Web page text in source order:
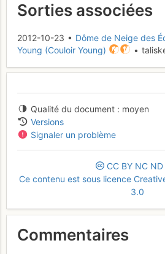
Sorties associées
2012-10-23 • Dôme de Neige des
Young (Couloir Young)
•
Qualité du document
moyen
Versions
Signaler un problème
CC BY NC ND
Ce contenu est sous licence
3.0
Commentaires